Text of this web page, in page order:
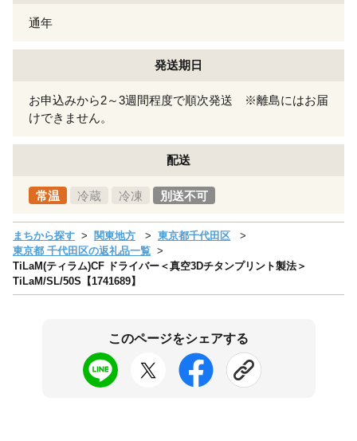
通年
発送期日
お申込みから2～3週間程度で順次発送 ※離島にはお届
けできません。
配送
常温 冷蔵 冷凍 別送不可
まちから探す 関東地方
東京都千代田区
東京都 千代田区の返礼品一覧
TiLaM(ティラム)CF ドライバー＜真空3Dチタンプリント製法＞
TiLaM/SL/50S【1741689】
このページをシェアする